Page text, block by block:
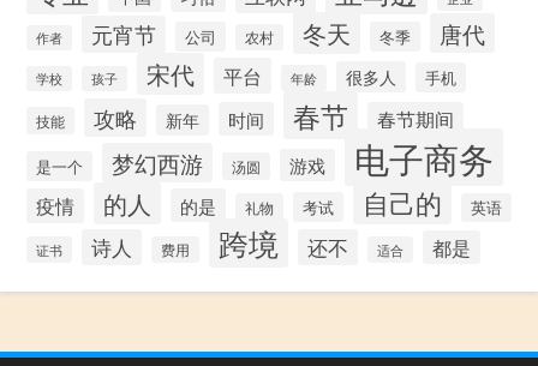
作者 元宵节 公司 农村 冬天 冬季 唐代
学校 孩子 宋代 平台 年龄 很多人 手机
技能 攻略 新年 时间 春节 春节期间
是一个 梦幻西游 汤圆 游戏 电子商务
疫情 的人 的是 礼物 考试 自己的 英语
证书 诗人 费用 跨境 还不 适合 都是